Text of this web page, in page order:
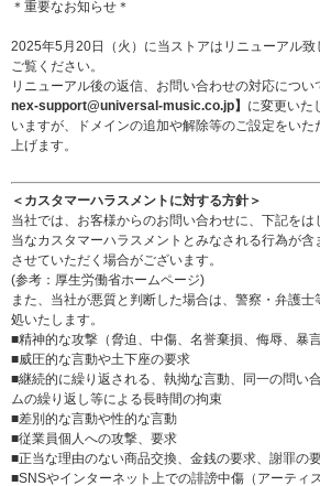
＊重要なお知らせ＊
2025年5月20日（火）に当ストアはリニューアル致
ご覧ください。
リニューアル後の返信、お問い合わせの対応につ
nex-support@universal-music.co.jp】 に変更いた
いますが、ドメインの追加や解除等のご設定をいた
上げます。
＜カスタマーハラスメントに対する方針＞
当社では、お客様からのお問い合わせに、下記を
当なカスタマーハラスメントとみなされる行為が含
させていただく場合がございます。
(参考： 厚生労働省ホームページ)
また、当社が悪質と判断した場合は、警察・弁護
処いたします。
■精神的な攻撃（脅迫、中傷、名誉棄損、侮辱、暴言
■威圧的な言動や土下座の要求
■継続的に繰り返される、執拗な言動、同一の問い
ムの繰り返し等による長時間の拘束
■差別的な言動や性的な言動
■従業員個人への攻撃、要求
■正当な理由のない商品交換、金銭の要求、謝罪の
■SNSやインターネット上での誹謗中傷（アーティ